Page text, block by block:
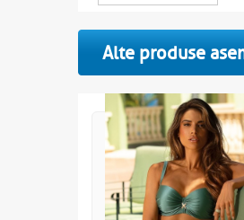
Alte produse